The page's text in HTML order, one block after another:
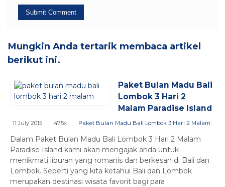
Mungkin Anda tertarik membaca artikel
berikut ini.
Paket Bulan Madu Bali
Lombok 3 Hari 2
Malam Paradise Island
11 July 2015 475x Paket Bulan Madu Bali Lombok 3 Hari 2 Malam
Dalam Paket Bulan Madu Bali Lombok 3 Hari 2 Malam
Paradise Island kami akan mengajak anda untuk
menikmati liburan yang romanis dan berkesan di Bali dan
Lombok. Seperti yang kita ketahui Bali dan Lombok
merupakan destinasi wisata favorit bagi para